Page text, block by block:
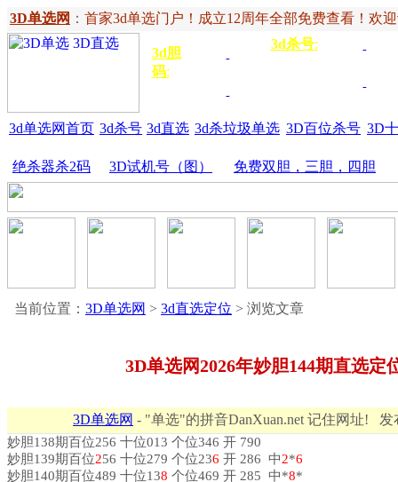
3D单选网 ： 首家3d单选门户！成立12周年全部免费查看！欢
3d胆
码:
3d杀号:
3d单选网首页 3d杀号 3d直选 3d杀垃圾单选 3D百位杀号 3D
绝杀器杀2码 3D试机号（图） 免费双胆，三胆，四胆
当前位置： 3D单选网 > 3d直选定位 > 浏览文章
3D单选网2026年妙胆144期直选定
3D单选网 - "单选"的拼音DanXuan.net 记住网址! 发
妙胆138期百位256 十位013 个位346 开 790
妙胆139期百位256 十位279 个位236 开 286 中2*6
妙胆140期百位489 十位138 个位469 开 285 中*8*